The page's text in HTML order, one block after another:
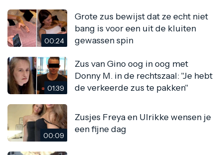
00:24
Grote zus bewijst dat ze echt niet
bang is voor een uit de kluiten
gewassen spin
01:39
Zus van Gino oog in oog met
Donny M. in de rechtszaal: "Je hebt
de verkeerde zus te pakken"
00:09
Zusjes Freya en Ulrikke wensen je
een fijne dag